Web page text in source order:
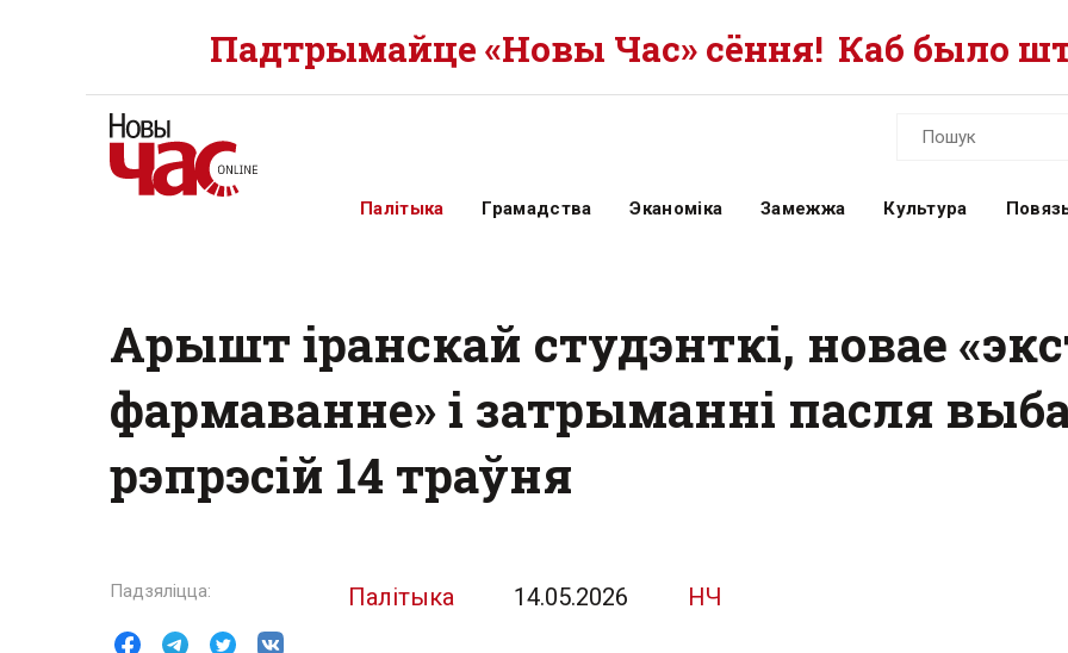
Падтрымайце «Новы Час» сёння! Каб было
Палітыка Грамадства Эканоміка Замежжа Культура
Арышт іранскай студэнткі, новае
фармаванне» і затрыманні пасля
рэпрэсій 14 траўня
Палітыка 14.05.2026 НЧ